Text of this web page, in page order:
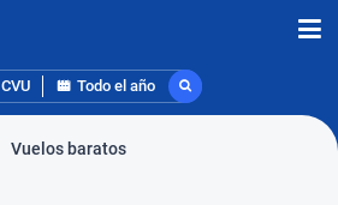
CVU Todo el año
Vuelos baratos